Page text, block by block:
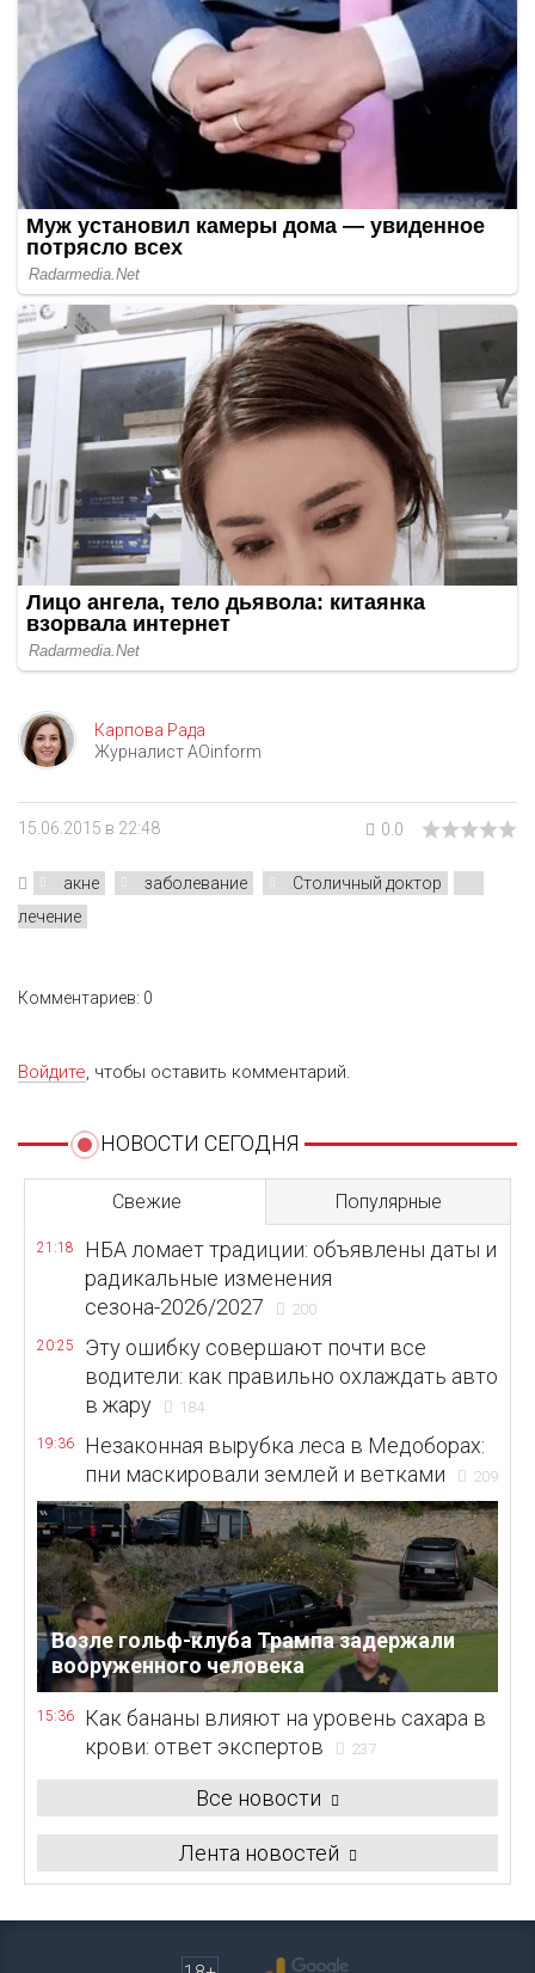
Карпова Рада
Журналист AOinform
15.06.2015 в 22:48 0.0
акне заболевание
Столичный доктор
лечение
Комментариев: 0
Войдите, чтобы оставить комментарий.
НОВОСТИ СЕГОДНЯ
Свежие Популярные
21:18
НБА ломает традиции: объявлены даты и
радикальные изменения
сезона-2026/2027
200
20:25
Эту ошибку совершают почти все
водители: как правильно охлаждать авто
в жару
184
19:36
Незаконная вырубка леса в Медоборах:
пни маскировали землей и ветками
209
Возле гольф-клуба Трампа задержали
вооруженного человека
15:36
Как бананы влияют на уровень сахара в
крови: ответ экспертов
237
Все новости
Лента новостей